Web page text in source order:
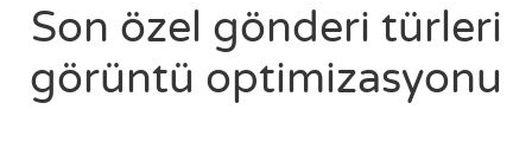
Son özel gönderi türleri
görüntü optimizasyonu